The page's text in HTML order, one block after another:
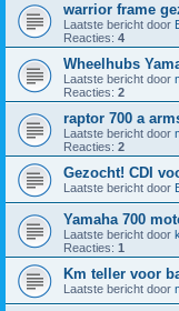
warrior frame
Laatste bericht door
Reacties: 4
Wheelhubs
Laatste bericht door
Reacties: 2
raptor 700 a
Laatste bericht door
Reacties: 2
Gezocht! CDI
Laatste bericht door
Yamaha 700
Laatste bericht door
Reacties: 1
Km teller voor
Laatste bericht door